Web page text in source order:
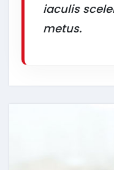
iaculis
metus.